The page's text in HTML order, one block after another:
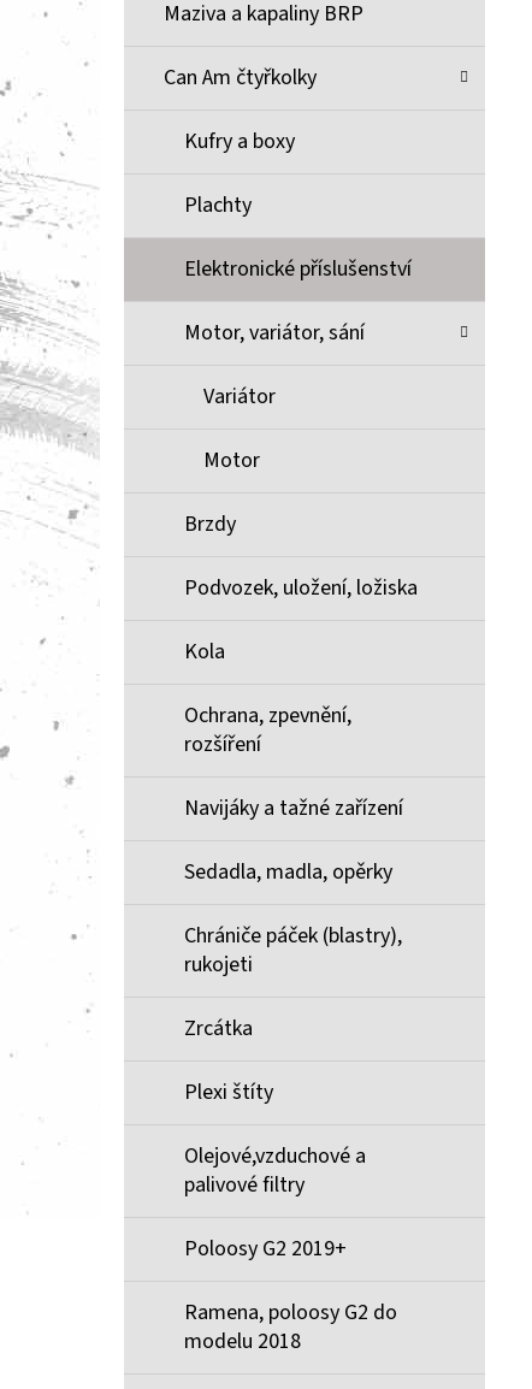
Maziva a kapaliny BRP
Can Am čtyřkolky
Kufry a boxy
Plachty
Elektronické příslušenství
Motor, variátor, sání
Variátor
Motor
Brzdy
Podvozek, uložení, ložiska
Kola
Ochrana, zpevnění,
rozšíření
Navijáky a tažné zařízení
Sedadla, madla, opěrky
Chrániče páček (blastry),
rukojeti
Zrcátka
Plexi štíty
Olejové,vzduchové a
palivové filtry
Poloosy G2 2019+
Ramena, poloosy G2 do
modelu 2018
BRZDOVÉ DESTIČKY ZE SLINUTÉHO KOVU
1 100 Kč